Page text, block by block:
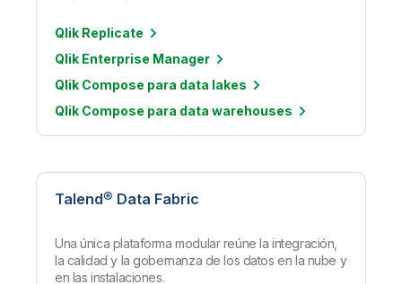
Qlik Replicate
Qlik Enterprise Manager
Qlik Compose para data lakes
Qlik Compose para data warehouses
Talend® Data Fabric
Una única plataforma modular reúne la integración,
la calidad y la gobernanza de los datos en la nube y
en las instalaciones.